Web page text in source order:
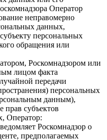
Оператор
неправомерно
данных,
персональных
обращения или
Роскомнадзором или
лицом факта
передачи
персональных
данным),
прав субъектов
Оператор:
Роскомнадзор о
предполагаемых